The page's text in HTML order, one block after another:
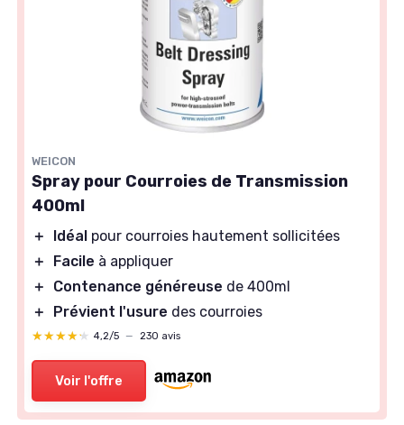
WEICON
Spray pour Courroies de Transmission
400ml
＋ Idéal pour courroies hautement sollicitées
＋
Facile à appliquer
＋
Contenance généreuse de 400ml
＋
Prévient l'usure des courroies
★★★★★
★★★★★ 4,2/5 — 230 avis
Voir l'offre